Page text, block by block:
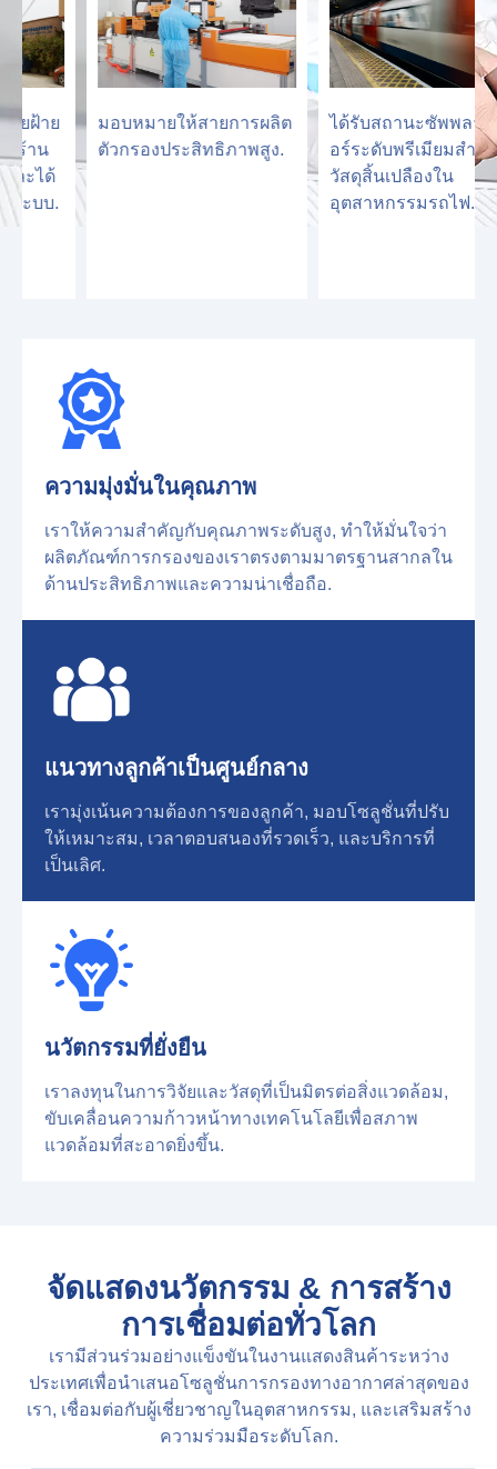
มอบหมายให้สายการผลิต
ตัวกรองประสิทธิภาพสูง.
ได้รับสถานะซัพพลายเอ
อร์ระดับพรีเมียมสำหรับ
วัสดุสิ้นเปลืองใน
อุตสาหกรรมรถไฟ.
ความมุ่งมั่นในคุณภาพ
เราให้ความสำคัญกับคุณภาพระดับสูง, ทำให้มั่นใจว่า
ผลิตภัณฑ์การกรองของเราตรงตามมาตรฐานสากลใน
ด้านประสิทธิภาพและความน่าเชื่อถือ.
แนวทางลูกค้าเป็นศูนย์กลาง
เรามุ่งเน้นความต้องการของลูกค้า, มอบโซลูชั่นที่ปรับ
ให้เหมาะสม, เวลาตอบสนองที่รวดเร็ว, และบริการที่
เป็นเลิศ.
นวัตกรรมที่ยั่งยืน
เราลงทุนในการวิจัยและวัสดุที่เป็นมิตรต่อสิ่งแวดล้อม,
ขับเคลื่อนความก้าวหน้าทางเทคโนโลยีเพื่อสภาพ
แวดล้อมที่สะอาดยิ่งขึ้น.
จัดแสดงนวัตกรรม & การสร้าง
การเชื่อมต่อทั่วโลก
เรามีส่วนร่วมอย่างแข็งขันในงานแสดงสินค้าระหว่าง
ประเทศเพื่อนำเสนอโซลูชั่นการกรองทางอากาศล่าสุดของ
เรา, เชื่อมต่อกับผู้เชี่ยวชาญในอุตสาหกรรม, และเสริมสร้าง
ความร่วมมือระดับโลก.